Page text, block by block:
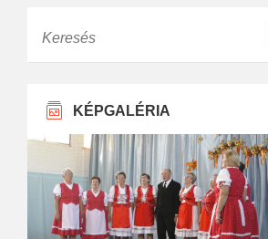
KÉPGALÉRIA